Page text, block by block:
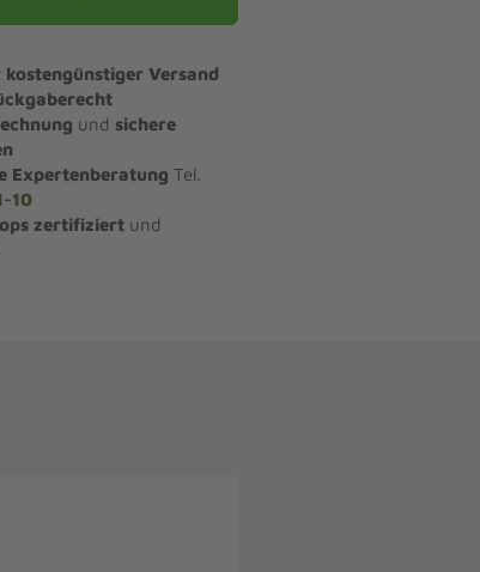
Versand
und sichere
Expertenberatung Tel.
10
zertifiziertund